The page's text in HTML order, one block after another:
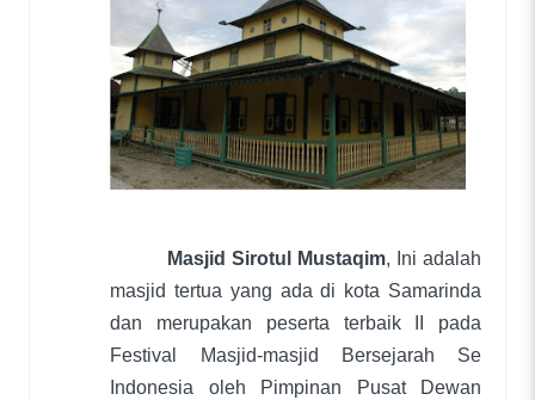
Masjid Sirotul Mustaqim, Ini adalah
masjid tertua yang ada di kota Samarinda
dan merupakan peserta terbaik II pada
Festival Masjid-masjid Bersejarah Se
Indonesia oleh Pimpinan Pusat Dewan